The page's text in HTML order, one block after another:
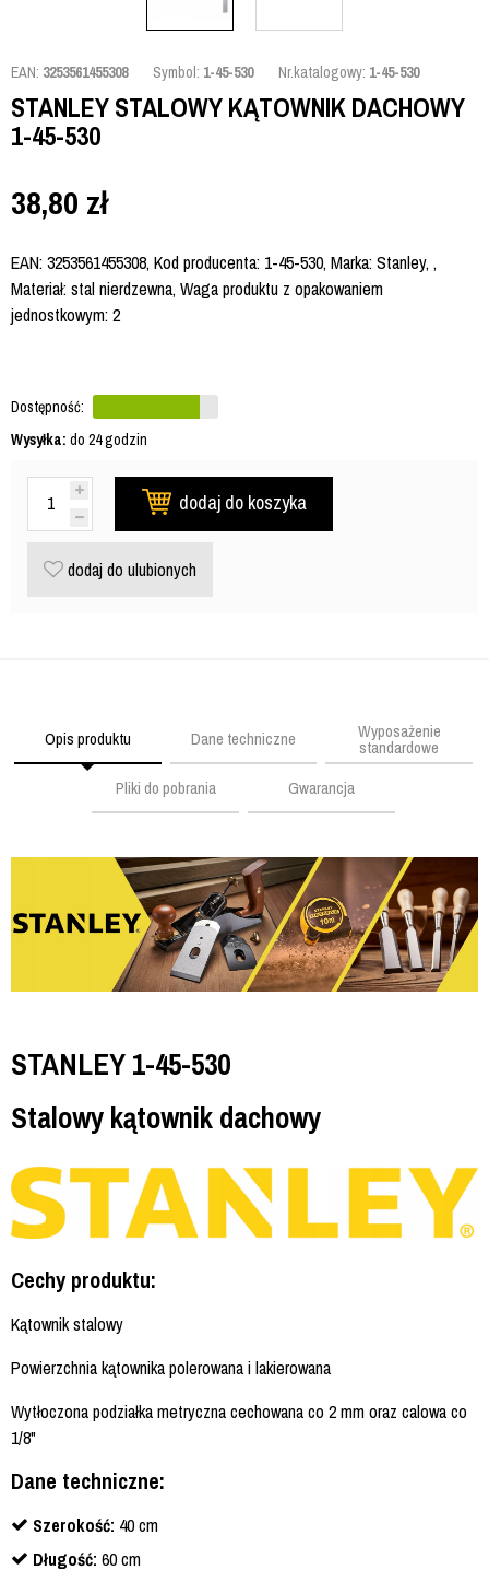
EAN: 3253561455308 Symbol: 1-45-530 Nr.katalogowy: 1-45-530
STANLEY STALOWY KĄTOWNIK DACHOWY
1-45-530
38,80 zł
EAN: 3253561455308, Kod producenta: 1-45-530, Marka: Stanley, ,
Materiał: stal nierdzewna, Waga produktu z opakowaniem
jednostkowym: 2
Dostępność:
Wysyłka: do 24 godzin
dodaj do koszyka
dodaj do ulubionych
Opis produktu Dane techniczne Wyposażenie
standardowe
Pliki do pobrania
Gwarancja
STANLEY 1-45-530
Stalowy kątownik dachowy
Cechy produktu:
Kątownik stalowy
Powierzchnia kątownika polerowana i lakierowana
Wytłoczona podziałka metryczna cechowana co 2 mm oraz calowa co
1/8"
Dane techniczne:
Szerokość: 40 cm
Długość: 60 cm